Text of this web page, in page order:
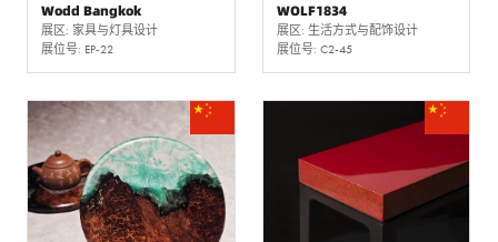
Wodd Bangkok
展区: 家具与灯具设计
展位号: EP-22
WOLF1834
展区: 生活方式与配饰设计
展位号: C2-45